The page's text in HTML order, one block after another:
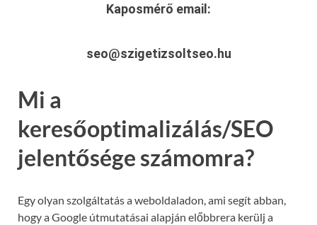
Kaposmérő email:
seo@szigetizsoltseo.hu
Mi a
keresőoptimalizálás/SEO
jelentősége számomra?
Egy olyan szolgáltatás a weboldaladon, ami segít abban,
hogy a Google útmutatásai alapján előbbrera kerülj a